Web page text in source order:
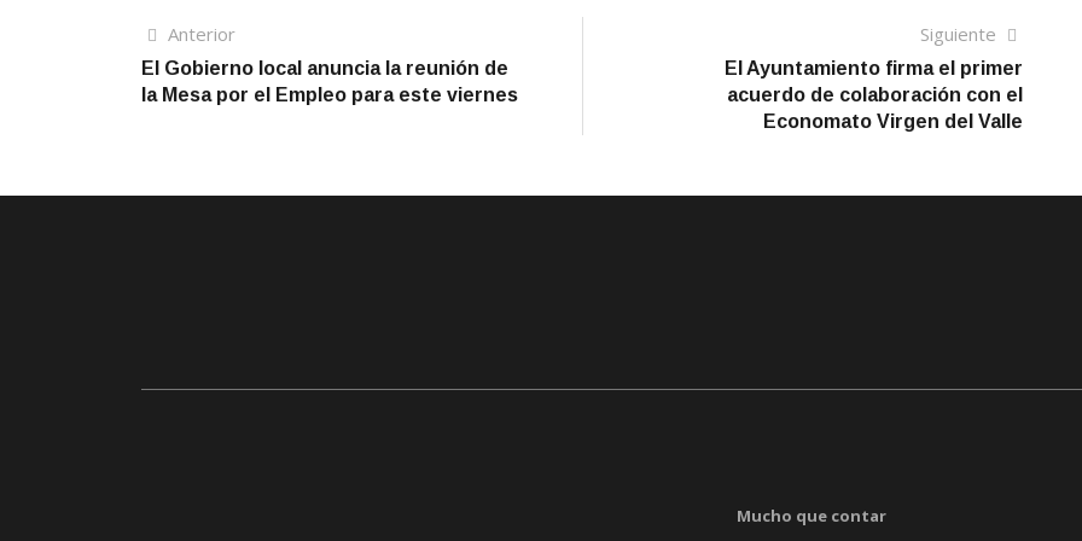
Navegación
de
AnteriorArtículo
anterior
El Gobierno local anuncia la reunión de
la Mesa por el Empleo para este viernes
Siguiente
El Ayuntamiento firma el primer
acuerdo de colaboración con el
Economato Virgen del Valle
Mucho que contar